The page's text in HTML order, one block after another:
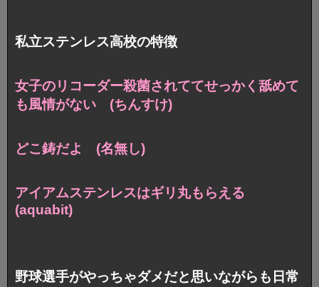
私立ステンレス高校の特徴
女子のリコーダー殺菌されててせっかく舐めて
も風情がない (ちんすけ)
どこ鋳だよ (名無し)
アイアムステンレスはギリ丸もらえる
(aquabit)
野球選手がやっちゃダメだと思いながらも日常